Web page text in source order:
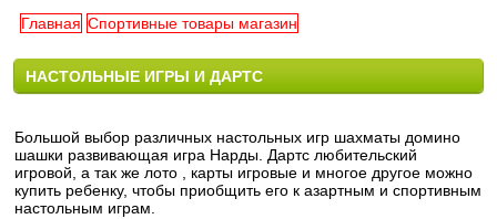
Главная Спортивные товары магазин
НАСТОЛЬНЫЕ ИГРЫ И ДАРТС
Большой выбор различных настольных игр шахматы домино
шашки развивающая игра Нарды. Дартс любительский
игровой, а так же лото , карты игровые и многое другое можно
купить ребенку, чтобы приобщить его к азартным и спортивным
настольным играм.